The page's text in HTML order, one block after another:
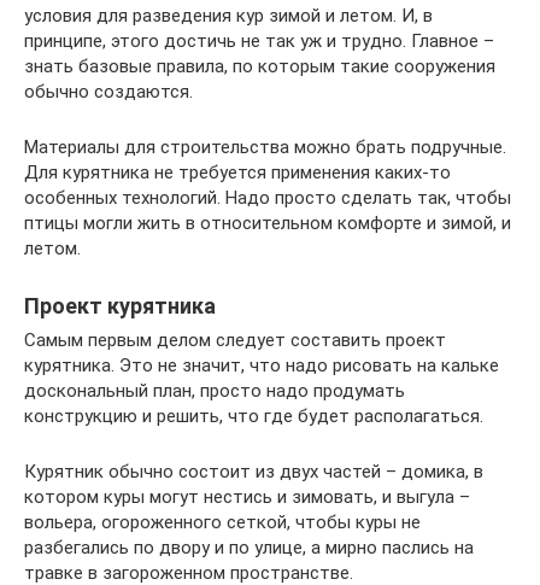
условия для разведения кур зимой и летом. И, в
принципе, этого достичь не так уж и трудно. Главное –
знать базовые правила, по которым такие сооружения
обычно создаются.
Материалы для строительства можно брать подручные.
Для курятника не требуется применения каких-то
особенных технологий. Надо просто сделать так, чтобы
птицы могли жить в относительном комфорте и зимой, и
летом.
Проект курятника
Самым первым делом следует составить проект
курятника. Это не значит, что надо рисовать на кальке
доскональный план, просто надо продумать
конструкцию и решить, что где будет располагаться.
Курятник обычно состоит из двух частей – домика, в
котором куры могут нестись и зимовать, и выгула –
вольера, огороженного сеткой, чтобы куры не
разбегались по двору и по улице, а мирно паслись на
травке в загороженном пространстве.